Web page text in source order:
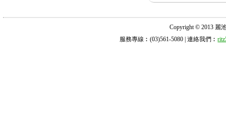
Copyright © 2013 麗
服務專線︰(03)561-5080 | 連絡我們︰